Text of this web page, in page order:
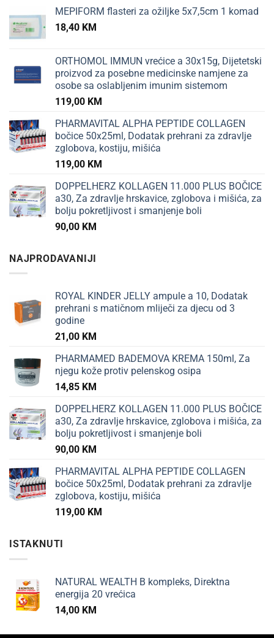
MEPIFORM flasteri za ožiljke 5x7,5cm 1 komad
18,40 KM
ORTHOMOL IMMUN vrećice a 30x15g, Dijetetski
proizvod za posebne medicinske namjene za
osobe sa oslabljenim imunim sistemom
119,00 KM
PHARMAVITAL ALPHA PEPTIDE COLLAGEN
bočice 50x25ml, Dodatak prehrani za zdravlje
zglobova, kostiju, mišića
119,00 KM
DOPPELHERZ KOLLAGEN 11.000 PLUS BOČICE
a30, Za zdravlje hrskavice, zglobova i mišića, za
bolju pokretljivost i smanjenje boli
90,00 KM
NAJPRODAVANIJI
ROYAL KINDER JELLY ampule a 10, Dodatak
prehrani s matičnom mliječi za djecu od 3
godine
21,00 KM
PHARMAMED BADEMOVA KREMA 150ml, Za
njegu kože protiv pelenskog osipa
14,85 KM
DOPPELHERZ KOLLAGEN 11.000 PLUS BOČICE
a30, Za zdravlje hrskavice, zglobova i mišića, za
bolju pokretljivost i smanjenje boli
90,00 KM
PHARMAVITAL ALPHA PEPTIDE COLLAGEN
bočice 50x25ml, Dodatak prehrani za zdravlje
zglobova, kostiju, mišića
119,00 KM
ISTAKNUTI
NATURAL WEALTH B kompleks, Direktna
energija 20 vrećica
14,00 KM